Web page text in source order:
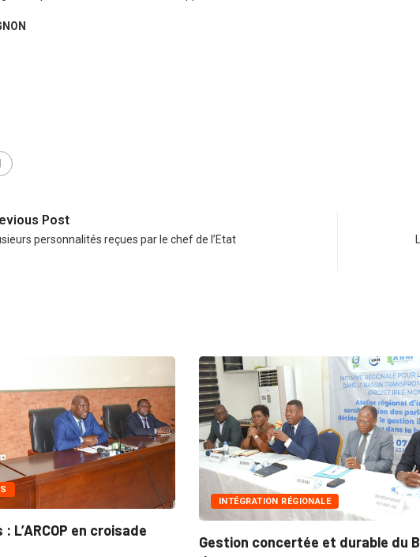
Post
personnalités reçues par le chef de l’Etat
en croisade
INTÉGRATION RÉGIONALE
Gestion concertée et durable du Bassin